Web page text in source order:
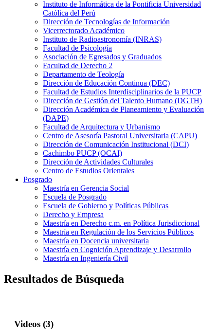
Instituto de Informática de la Pontificia Universidad
Católica del Perú
Dirección de Tecnologías de Información
Vicerrectorado Académico
Instituto de Radioastronomía (INRAS)
Facultad de Psicología
Asociación de Egresados y Graduados
Facultad de Derecho 2
Departamento de Teología
Dirección de Educación Continua (DEC)
Facultad de Estudios Interdisciplinarios de la PUCP
Dirección de Gestión del Talento Humano (DGTH)
Dirección Académica de Planeamiento y Evaluación
(DAPE)
Facultad de Arquitectura y Urbanismo
Centro de Asesoría Pastoral Universitaria (CAPU)
Dirección de Comunicación Institucional (DCI)
Cachimbo PUCP (OCAI)
Dirección de Actividades Culturales
Centro de Estudios Orientales
Posgrado
Maestría en Gerencia Social
Escuela de Posgrado
Escuela de Gobierno y Políticas Públicas
Derecho y Empresa
Maestría en Derecho c.m. en Política Jurisdiccional
Maestría en Regulación de los Servicios Públicos
Maestría en Docencia universitaria
Maestría en Cognición Aprendizaje y Desarrollo
Maestría en Ingeniería Civil
Resultados de Búsqueda
Videos (3)